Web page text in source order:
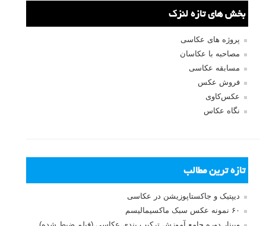
بخش های تازه لنزک
پروژه های عکاسی
مصاحبه با عکاسان
مسابقه عکاسی
فروش عکس
عکس‌کاوی
نگاه عکاس
تازه ترین مطالب
دیپتیک و جاکستا‌پوزیشن در عکاسی
۶۰ نمونه عکس سبک ماکسیمالیسم